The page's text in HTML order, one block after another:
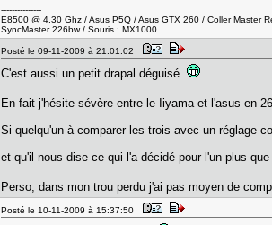
---------------
E8500 @ 4.30 Ghz / Asus P5Q / Asus GTX 260 / Coller Master
SyncMaster 226bw / Souris : MX1000
Posté le 09-11-2009 à 21:01:02
C'est aussi un petit drapal déguisé.
En fait j'hésite sévère entre le Iiyama et l'asus en
Si quelqu'un à comparer les trois avec un réglage
et qu'il nous dise ce qui l'a décidé pour l'un plus que
Perso, dans mon trou perdu j'ai pas moyen de
Posté le 10-11-2009 à 15:37:50